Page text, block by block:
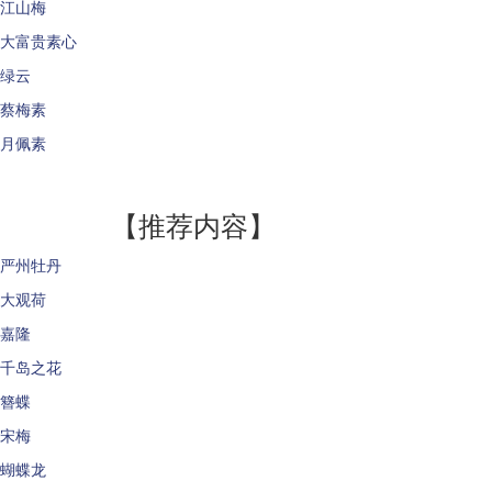
江山梅
大富贵素心
绿云
蔡梅素
月佩素
【推荐内容】
严州牡丹
大观荷
嘉隆
千岛之花
簪蝶
宋梅
蝴蝶龙